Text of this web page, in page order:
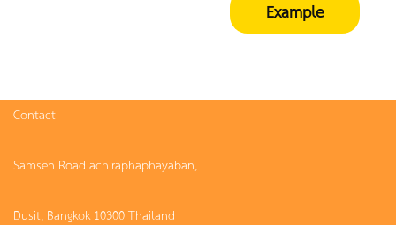
Example
Contact
Samsen Road achiraphaphayaban,
Dusit, Bangkok 10300 Thailand